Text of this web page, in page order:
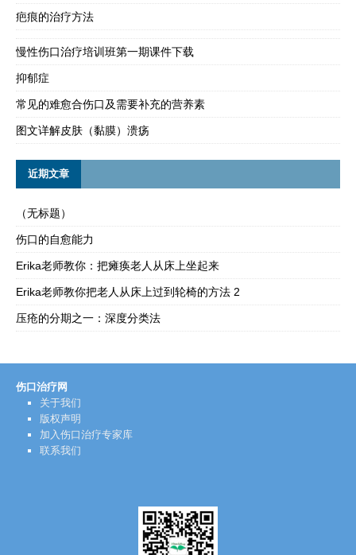
疤痕的治疗方法
慢性伤口治疗培训班第一期课件下载
抑郁症
常见的难愈合伤口及需要补充的营养素
图文详解皮肤（黏膜）溃疡
近期文章
（无标题）
伤口的自愈能力
Erika老师教你：把瘫痪老人从床上坐起来
Erika老师教你把老人从床上过到轮椅的方法 2
压疮的分期之一：深度分类法
伤口治疗网
关于我们
版权声明
加入伤口治疗专家库
联系我们